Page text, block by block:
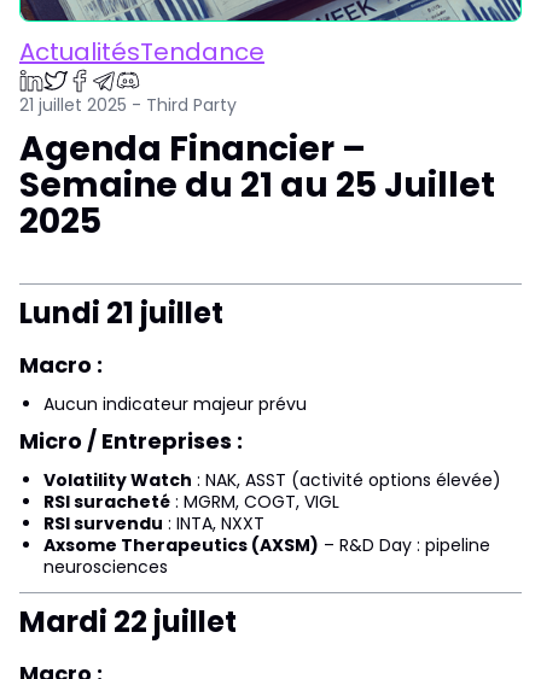
ActualitésTendance
21 juillet 2025 - Third Party
Agenda Financier –
Semaine du 21 au 25 Juillet
2025
Lundi 21 juillet
Macro :
Aucun indicateur majeur prévu
Micro / Entreprises :
Volatility Watch : NAK, ASST (activité options élevée)
RSI suracheté : MGRM, COGT, VIGL
RSI survendu : INTA, NXXT
Axsome Therapeutics (AXSM) – R&D Day : pipeline
neurosciences
Mardi 22 juillet